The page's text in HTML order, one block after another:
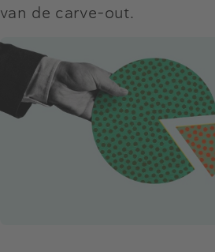
van de carve-out.